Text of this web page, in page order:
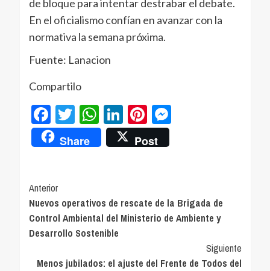
de bloque para intentar destrabar el debate.
En el oficialismo confían en avanzar con la
normativa la semana próxima.
Fuente: Lanacion
Compartilo
Facebook
Twitter
WhatsApp
LinkedIn
Pinterest
Messenger
Share Post
Navegación
de
entradas
Anterior
Nuevos operativos de rescate de la Brigada de
Control Ambiental del Ministerio de Ambiente y
Desarrollo Sostenible
Siguiente
Menos jubilados: el ajuste del Frente de Todos del